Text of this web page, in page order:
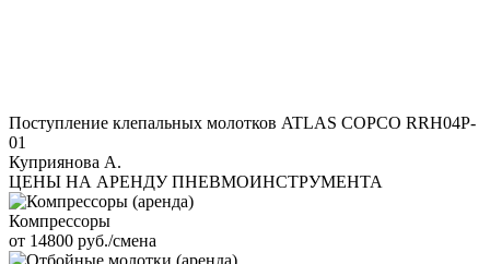
Поступление клепальных молотков ATLAS COPCO RRH04P-
01
Куприянова А.
ЦЕНЫ НА АРЕНДУ ПНЕВМОИНСТРУМЕНТА
Компрессоры
от 14800 руб./смена